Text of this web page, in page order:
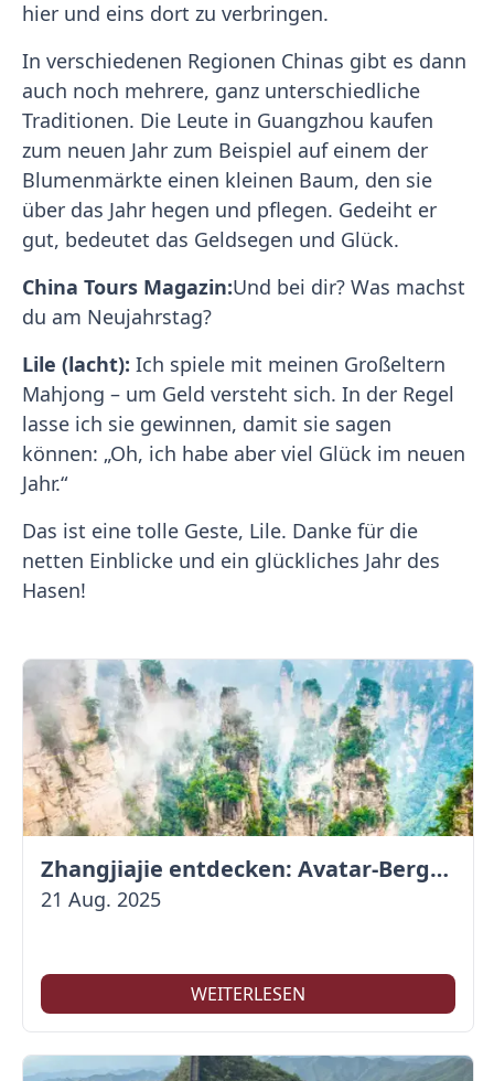
hier und eins dort zu verbringen.
In verschiedenen Regionen Chinas gibt es dann
auch noch mehrere, ganz unterschiedliche
Traditionen. Die Leute in Guangzhou kaufen
zum neuen Jahr zum Beispiel auf einem der
Blumenmärkte einen kleinen Baum, den sie
über das Jahr hegen und pflegen. Gedeiht er
gut, bedeutet das Geldsegen und Glück.
China Tours Magazin:Und bei dir? Was machst
du am Neujahrstag?
Lile (lacht): Ich spiele mit meinen Großeltern
Mahjong – um Geld versteht sich. In der Regel
lasse ich sie gewinnen, damit sie sagen
können: „Oh, ich habe aber viel Glück im neuen
Jahr.“
Das ist eine tolle Geste, Lile. Danke für die
netten Einblicke und ein glückliches Jahr des
Hasen!
Zhangjiajie entdecken: Avatar-Berge & Altstadt von Fenghuang
21 Aug. 2025
WEITERLESEN